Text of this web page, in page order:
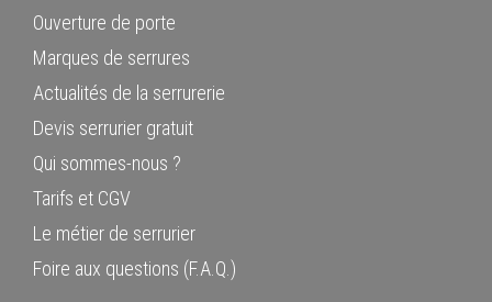
Ouverture de porte
Marques de serrures
Actualités de la serrurerie
Devis serrurier gratuit
Qui sommes-nous ?
Tarifs et CGV
Le métier de serrurier
Foire aux questions (F.A.Q.)